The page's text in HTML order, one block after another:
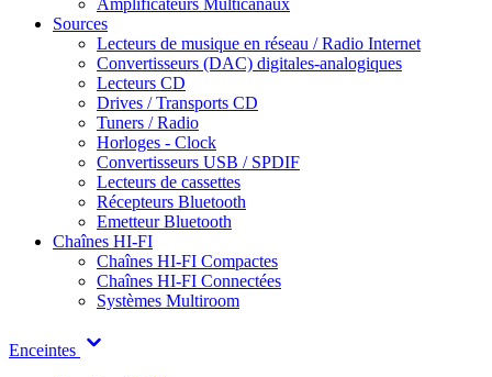
Amplificateurs Multicanaux
Sources
Lecteurs de musique en réseau / Radio Internet
Convertisseurs (DAC) digitales-analogiques
Lecteurs CD
Drives / Transports CD
Tuners / Radio
Horloges - Clock
Convertisseurs USB / SPDIF
Lecteurs de cassettes
Récepteurs Bluetooth
Emetteur Bluetooth
Chaînes HI-FI
Chaînes HI-FI Compactes
Chaînes HI-FI Connectées
Systèmes Multiroom
Enceintes